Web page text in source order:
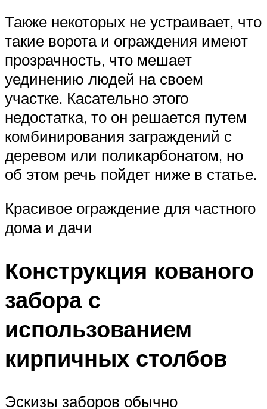
Также некоторых не устраивает, что
такие ворота и ограждения имеют
прозрачность, что мешает
уединению людей на своем
участке. Касательно этого
недостатка, то он решается путем
комбинирования заграждений с
деревом или поликарбонатом, но
об этом речь пойдет ниже в статье.
Красивое ограждение для частного
дома и дачи
Конструкция кованого
забора с
использованием
кирпичных столбов
Эскизы заборов обычно